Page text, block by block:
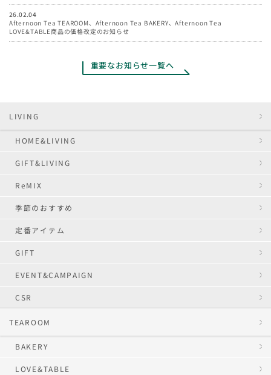
26.02.04
Afternoon Tea TEAROOM、Afternoon Tea BAKERY、Afternoon Tea
LOVE&TABLE商品の価格改定のお知らせ
重要なお知らせ一覧へ
LIVING
HOME&LIVING
GIFT&LIVING
ReMIX
季節のおすすめ
定番アイテム
GIFT
EVENT&CAMPAIGN
CSR
TEAROOM
BAKERY
LOVE&TABLE